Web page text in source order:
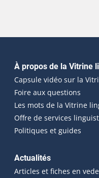
Navigation
À propos de la Vitrine
Capsule vidéo sur la
Foire aux questions
Les mots de la Vitrine
Offre de services
Politiques et guides
Actualités
Articles et fiches en